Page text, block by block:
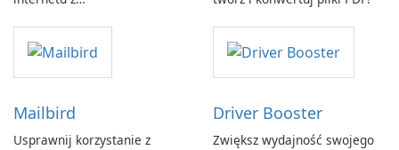
GmbH!
Mailbird
Usprawnij korzystanie z
Driver Booster
Zwiększ wydajność swojego